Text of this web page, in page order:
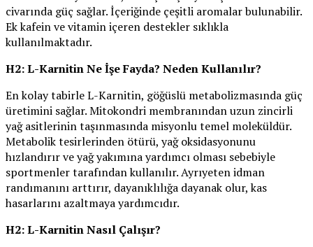
civarında güç sağlar. İçeriğinde çeşitli aromalar bulunabilir.
Ek kafein ve vitamin içeren destekler sıklıkla
kullanılmaktadır.
H2: L-Karnitin Ne İşe Fayda? Neden Kullanılır?
En kolay tabirle L-Karnitin, göğüslü metabolizmasında güç
üretimini sağlar. Mitokondri membranından uzun zincirli
yağ asitlerinin taşınmasında misyonlu temel moleküldür.
Metabolik tesirlerinden ötürü, yağ oksidasyonunu
hızlandırır ve yağ yakımına yardımcı olması sebebiyle
sportmenler tarafından kullanılır. Ayrıyeten idman
randımanını arttırır, dayanıklılığa dayanak olur, kas
hasarlarını azaltmaya yardımcıdır.
H2: L-Karnitin Nasıl Çalışır?